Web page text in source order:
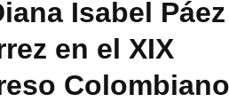
Isabel Páez
en el XIX
Colombiano